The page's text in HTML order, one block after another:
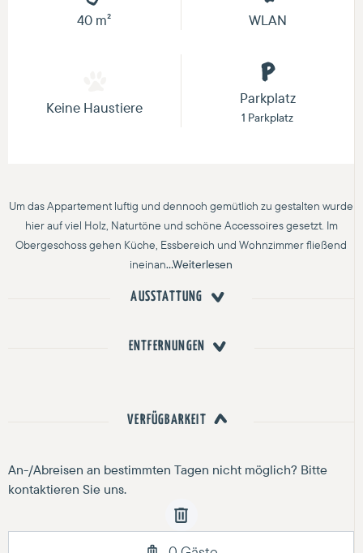
40 m² WLAN
Keine Haustiere
Parkplatz
1 Parkplatz
Um das Appartement luftig und dennoch gemütlich zu gestalten wurde
hier auf viel Holz, Naturtöne und schöne Accessoires gesetzt. Im
Obergeschoss gehen Küche, Essbereich und Wohnzimmer fließend
ineinan...Weiterlesen
AUSSTATTUNG
ENTFERNUNGEN
VERFÜGBARKEIT